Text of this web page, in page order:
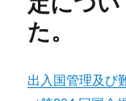
た。
出入国管理及び